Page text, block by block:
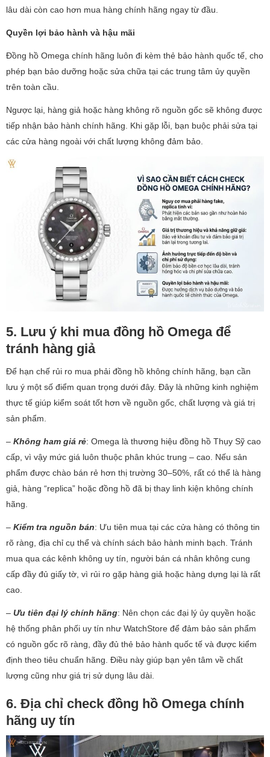
lâu dài còn cao hơn mua hàng chính hãng ngay từ đầu.
Quyền lợi bảo hành và hậu mãi
Đồng hồ Omega chính hãng luôn đi kèm thẻ bảo hành quốc tế, cho
phép bạn bảo dưỡng hoặc sửa chữa tại các trung tâm ủy quyền
trên toàn cầu.
Ngược lại, hàng giả hoặc hàng không rõ nguồn gốc sẽ không được
tiếp nhận bảo hành chính hãng. Khi gặp lỗi, bạn buộc phải sửa tại
các cửa hàng ngoài với chất lượng không đảm bảo.
5. Lưu ý khi mua đồng hồ Omega để
tránh hàng giả
Để hạn chế rủi ro mua phải đồng hồ không chính hãng, bạn cần
lưu ý một số điểm quan trọng dưới đây. Đây là những kinh nghiệm
thực tế giúp kiểm soát tốt hơn về nguồn gốc, chất lượng và giá trị
sản phẩm.
– Không ham giá rẻ: Omega là thương hiệu đồng hồ Thụy Sỹ cao
cấp, vì vậy mức giá luôn thuộc phân khúc trung – cao. Nếu sản
phẩm được chào bán rẻ hơn thị trường 30–50%, rất có thể là hàng
giả, hàng “replica” hoặc đồng hồ đã bị thay linh kiện không chính
hãng.
– Kiểm tra nguồn bán: Ưu tiên mua tại các cửa hàng có thông tin
rõ ràng, địa chỉ cụ thể và chính sách bảo hành minh bạch. Tránh
mua qua các kênh không uy tín, người bán cá nhân không cung
cấp đầy đủ giấy tờ, vì rủi ro gặp hàng giả hoặc hàng dựng lại là rất
cao.
– Ưu tiên đại lý chính hãng: Nên chọn các đại lý ủy quyền hoặc
hệ thống phân phối uy tín như WatchStore để đảm bảo sản phẩm
có nguồn gốc rõ ràng, đầy đủ thẻ bảo hành quốc tế và được kiểm
định theo tiêu chuẩn hãng. Điều này giúp bạn yên tâm về chất
lượng cũng như giá trị sử dụng lâu dài.
6. Địa chỉ check đồng hồ Omega chính
hãng uy tín